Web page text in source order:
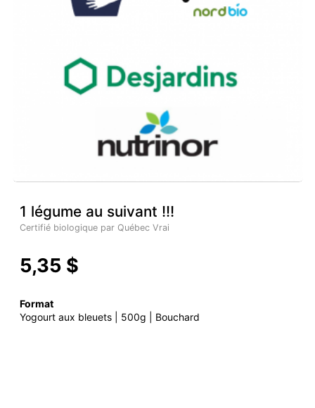
1 légume au suivant !!!
Certifié biologique par Québec Vrai
5,35 $
Format
Yogourt aux bleuets | 500g | Bouchard